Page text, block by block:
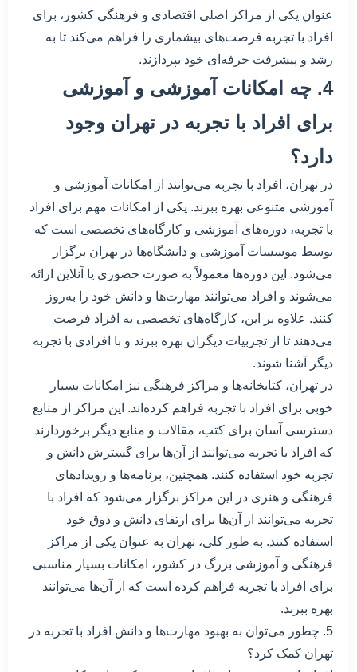
عنوان یکی از مراکز اصلی اقتصادی و فرهنگی کشور، برای
افراد با تجربه فرصت‌های بیشماری را فراهم می‌کند تا به
رشد و پیشرفت حرفه‌ای خود بپردازند.
4. چه امکانات آموزشی و آموزشی
برای افراد با تجربه در تهران وجود
دارد؟
در تهران، افراد با تجربه می‌توانند از امکانات آموزشی و
آموزشی متنوعی بهره ببرند. یکی از امکانات مهم برای افراد
با تجربه، دوره‌های آموزشی و کارگاه‌های تخصصی است که
توسط موسسات آموزشی و دانشگاه‌ها در تهران برگزار
می‌شود. این دوره‌ها معمولاً به صورت حضوری یا آنلاین ارائه
می‌شوند و افراد می‌توانند مهارت‌ها و دانش خود را به‌روز
کنند. علاوه بر این، کارگاه‌های تخصصی به افراد فرصت
می‌دهند تا از تجربیات دیگران بهره ببرند و با افرادی با تجربه
دیگر آشنا شوند.
در تهران، کتابخانه‌ها و مراکز فرهنگی نیز امکانات بسیار
خوبی برای افراد با تجربه فراهم کرده‌اند. این مراکز از منابع
دسترسی آسان برای کتب، مقالات و منابع دیگر برخوردارند
که افراد با تجربه می‌توانند از آن‌ها برای گسترش دانش و
تجربه خود استفاده کنند. همچنین، برنامه‌ها و رویدادهای
فرهنگی و هنری در این مراکز برگزار می‌شود که افراد با
تجربه می‌توانند از آن‌ها برای ارتقای دانش و ذوق خود
استفاده کنند. به طور کلی، تهران به عنوان یکی از مراکز
فرهنگی و آموزشی بزرگ در کشور، امکانات بسیار مناسبی
برای افراد با تجربه فراهم کرده است که از آن‌ها می‌توانند
بهره ببرند.
5. چطور می‌توان به بهبود مهارت‌ها و دانش افراد با تجربه در
تهران کمک کرد؟